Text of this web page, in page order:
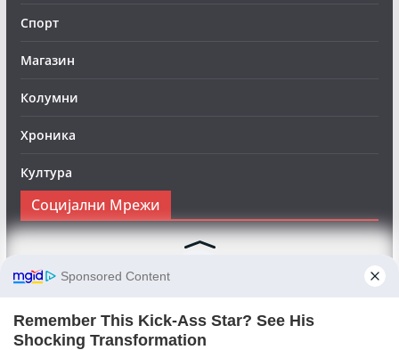
Спорт
Магазин
Колумни
Хроника
Култура
Социјални Мрежи
Следете нè на Фејсбук за да сте во тек со најновите